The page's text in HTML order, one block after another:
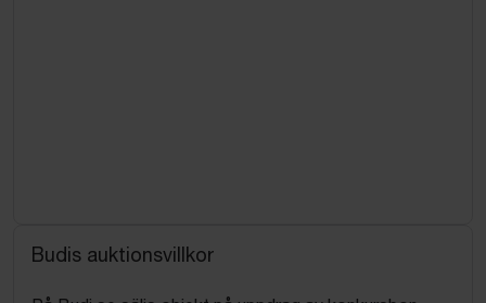
Budis auktionsvillkor